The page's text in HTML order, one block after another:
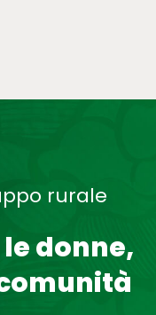
rurale
donne,